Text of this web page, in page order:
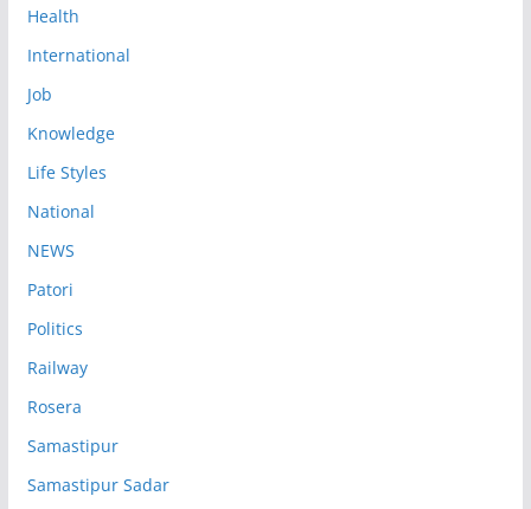
Health
International
Job
Knowledge
Life Styles
National
NEWS
Patori
Politics
Railway
Rosera
Samastipur
Samastipur Sadar